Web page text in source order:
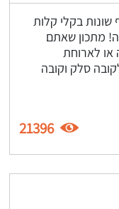
2 שיטות עיטוף שונות בקלי קלות
מתכון שאתם
או לארוחת
סלק וקובה
21396